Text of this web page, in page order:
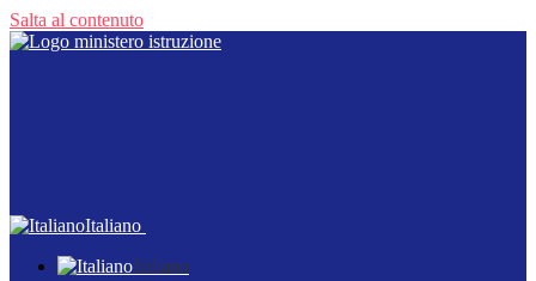
Salta al contenuto
Italiano
Italiano